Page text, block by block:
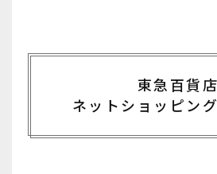
東急百貨店
ネットショッピン